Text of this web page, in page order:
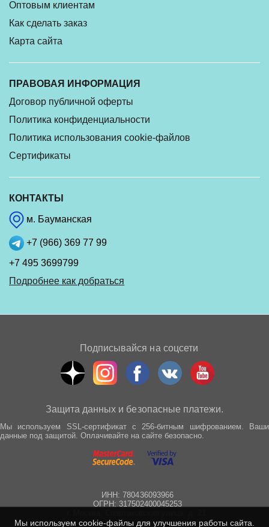
Оптовым клиентам
Как сделать заказ
Карта сайта
ПРАВОВАЯ ИНФОРМАЦИЯ
Договор публичной оферты
Политика конфиденциальности
Политика использования cookie-файлов
Сертификаты
КОНТАКТЫ
м. Бауманская
+7 (966) 369 77 99
+7 495 3699799
Подробнее как добраться
Подписывайся на соцсети
Защита данных и безопасные платежи.
Мы используем SSL-сертификат с 256-битным шифрованием. Ваши
данные под защитой. Оплачивайте на сайте безопасно.
ИНН: 780436093966
ОГРН: 317502400045253
Мы используем cookie-файлы для улучшения работы сайта.